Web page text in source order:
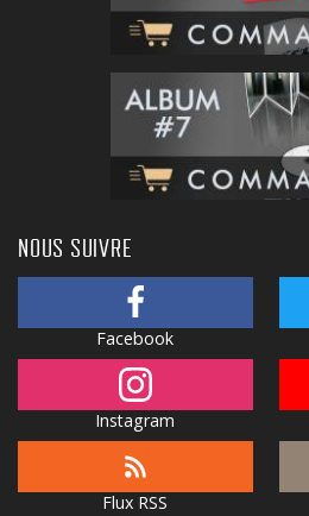
NOUS SUIVRE
Facebook
Instagram
Flux RSS